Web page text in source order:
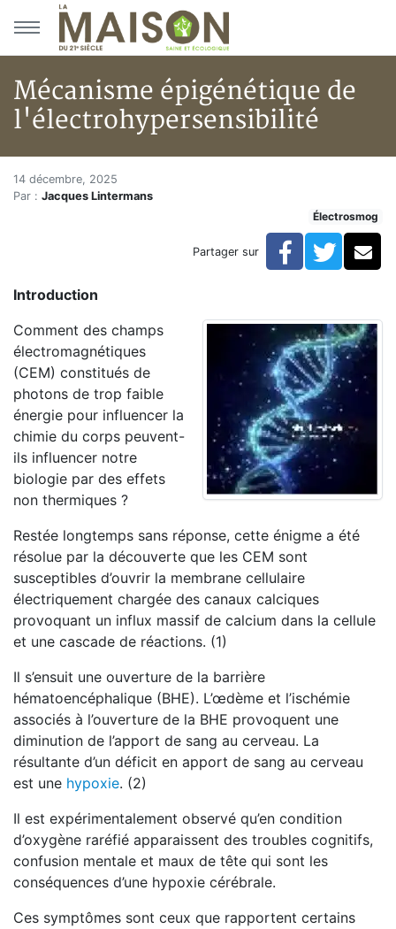
Aller au menu principal
Aller au contenu principal
Mécanisme épigénétique de
l'électrohypersensibilité
Accueil
Articles
Mécanisme épigénétique de l'électrohypersensibilité
Mécanisme épigénétique de
14 décembre, 2025
Par : Jacques Lintermans
Électrosmog
Partager sur Facebook
Introduction
Comment des champs
électromagnétiques
(CEM) constitués de
photons de trop faible
énergie pour influencer la
chimie du corps peuvent-
ils influencer notre
biologie par des effets
non thermiques ?
Restée longtemps sans réponse, cette énigme a été
résolue par la découverte que les CEM sont
susceptibles d’ouvrir la membrane cellulaire
électriquement chargée des canaux calciques
provoquant un influx massif de calcium dans la cellule
et une cascade de réactions. (1)
Il s’ensuit une ouverture de la barrière
hématoencéphalique (BHE). L’œdème et l’ischémie
associés à l’ouverture de la BHE provoquent une
diminution de l’apport de sang au cerveau. La
résultante d’un déficit en apport de sang au cerveau
est une hypoxie. (2)
Il est expérimentalement observé qu’en condition
d’oxygène raréfié apparaissent des troubles cognitifs,
confusion mentale et maux de tête qui sont les
conséquences d’une hypoxie cérébrale.
Ces symptômes sont ceux que rapportent certains